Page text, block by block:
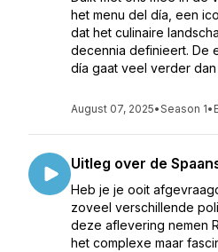
het menu del día, een
dat het culinaire
decennia definieert. De
día gaat veel verder
August 07, 2025•Season 1•
Uitleg over de
Heb je je ooit
zoveel verschillende
deze aflevering nemen
het complexe maar